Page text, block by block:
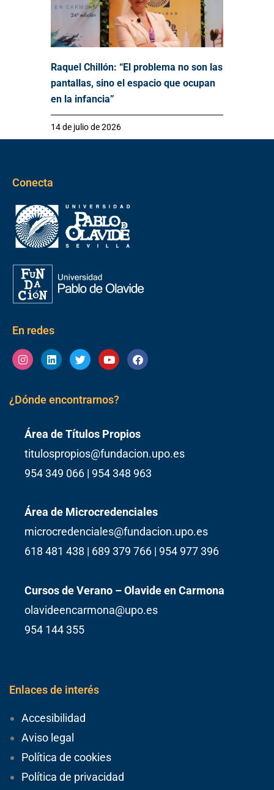
Raquel Chillón: “El problema no son las
pantallas, sino el espacio que ocupan
en la infancia”
14 de julio de 2026
Conecta
En redes
InstagramLinkedinTwitterYoutubeFacebook
¿Dónde encontrarnos?
Área de Títulos Propios
titulospropios@fundacion.upo.es
954 349 066 | 954 348 963
Área de Microcredenciales
microcredenciales@fundacion.upo.es
618 481 438 | 689 379 766 | 954 977 396
Cursos de Verano – Olavide en Carmona
olavideencarmona@upo.es
954 144 355
Enlaces de interés
Accesibilidad
Aviso legal
Política de cookies
Política de privacidad